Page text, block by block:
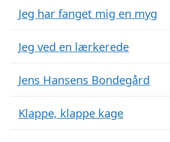
Jeg har fanget mig en myg
Jeg ved en lærkerede
Jens Hansens Bondegård
Klappe, klappe kage